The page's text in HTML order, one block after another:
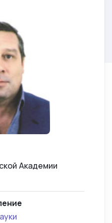
Академии